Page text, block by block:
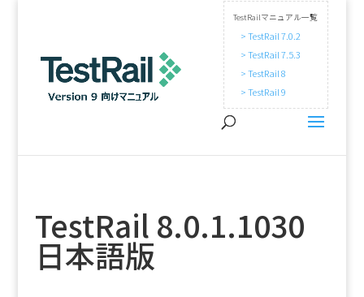
TestRailマニュアル一覧
> TestRail 7.0.2
> TestRail 7.5.3
> TestRail 8
> TestRail 9
TestRail 8.0.1.1030
日本語版